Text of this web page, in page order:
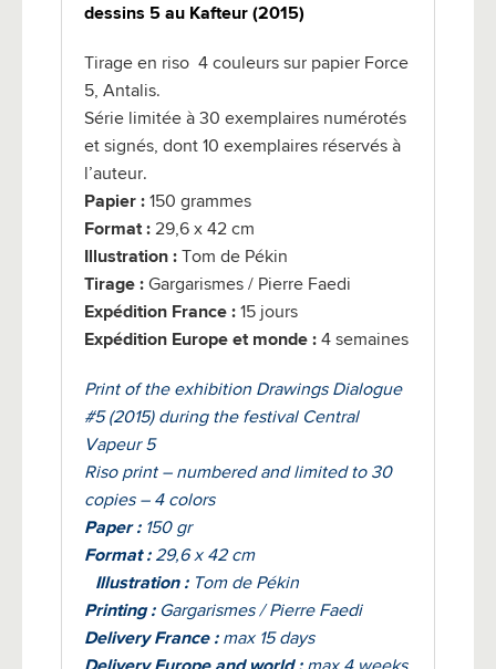
dessins 5 au Kafteur (2015)
Tirage en riso 4 couleurs sur papier Force
5, Antalis.
Série limitée à 30 exemplaires numérotés
et signés, dont 10 exemplaires réservés à
l’auteur.
Papier : 150 grammes
Format : 29,6 x 42 cm
Illustration : Tom de Pékin
Tirage : Gargarismes / Pierre Faedi
Expédition France : 15 jours
Expédition Europe et monde : 4 semaines
Print of the exhibition Drawings Dialogue
#5 (2015) during the festival Central
Vapeur 5
Riso print – numbered and limited to 30
copies – 4 colors
Paper :150 gr
Format :29,6 x 42 cm
Illustration :Tom de Pékin
Printing :Gargarismes / Pierre Faedi
Delivery France :max 15 days